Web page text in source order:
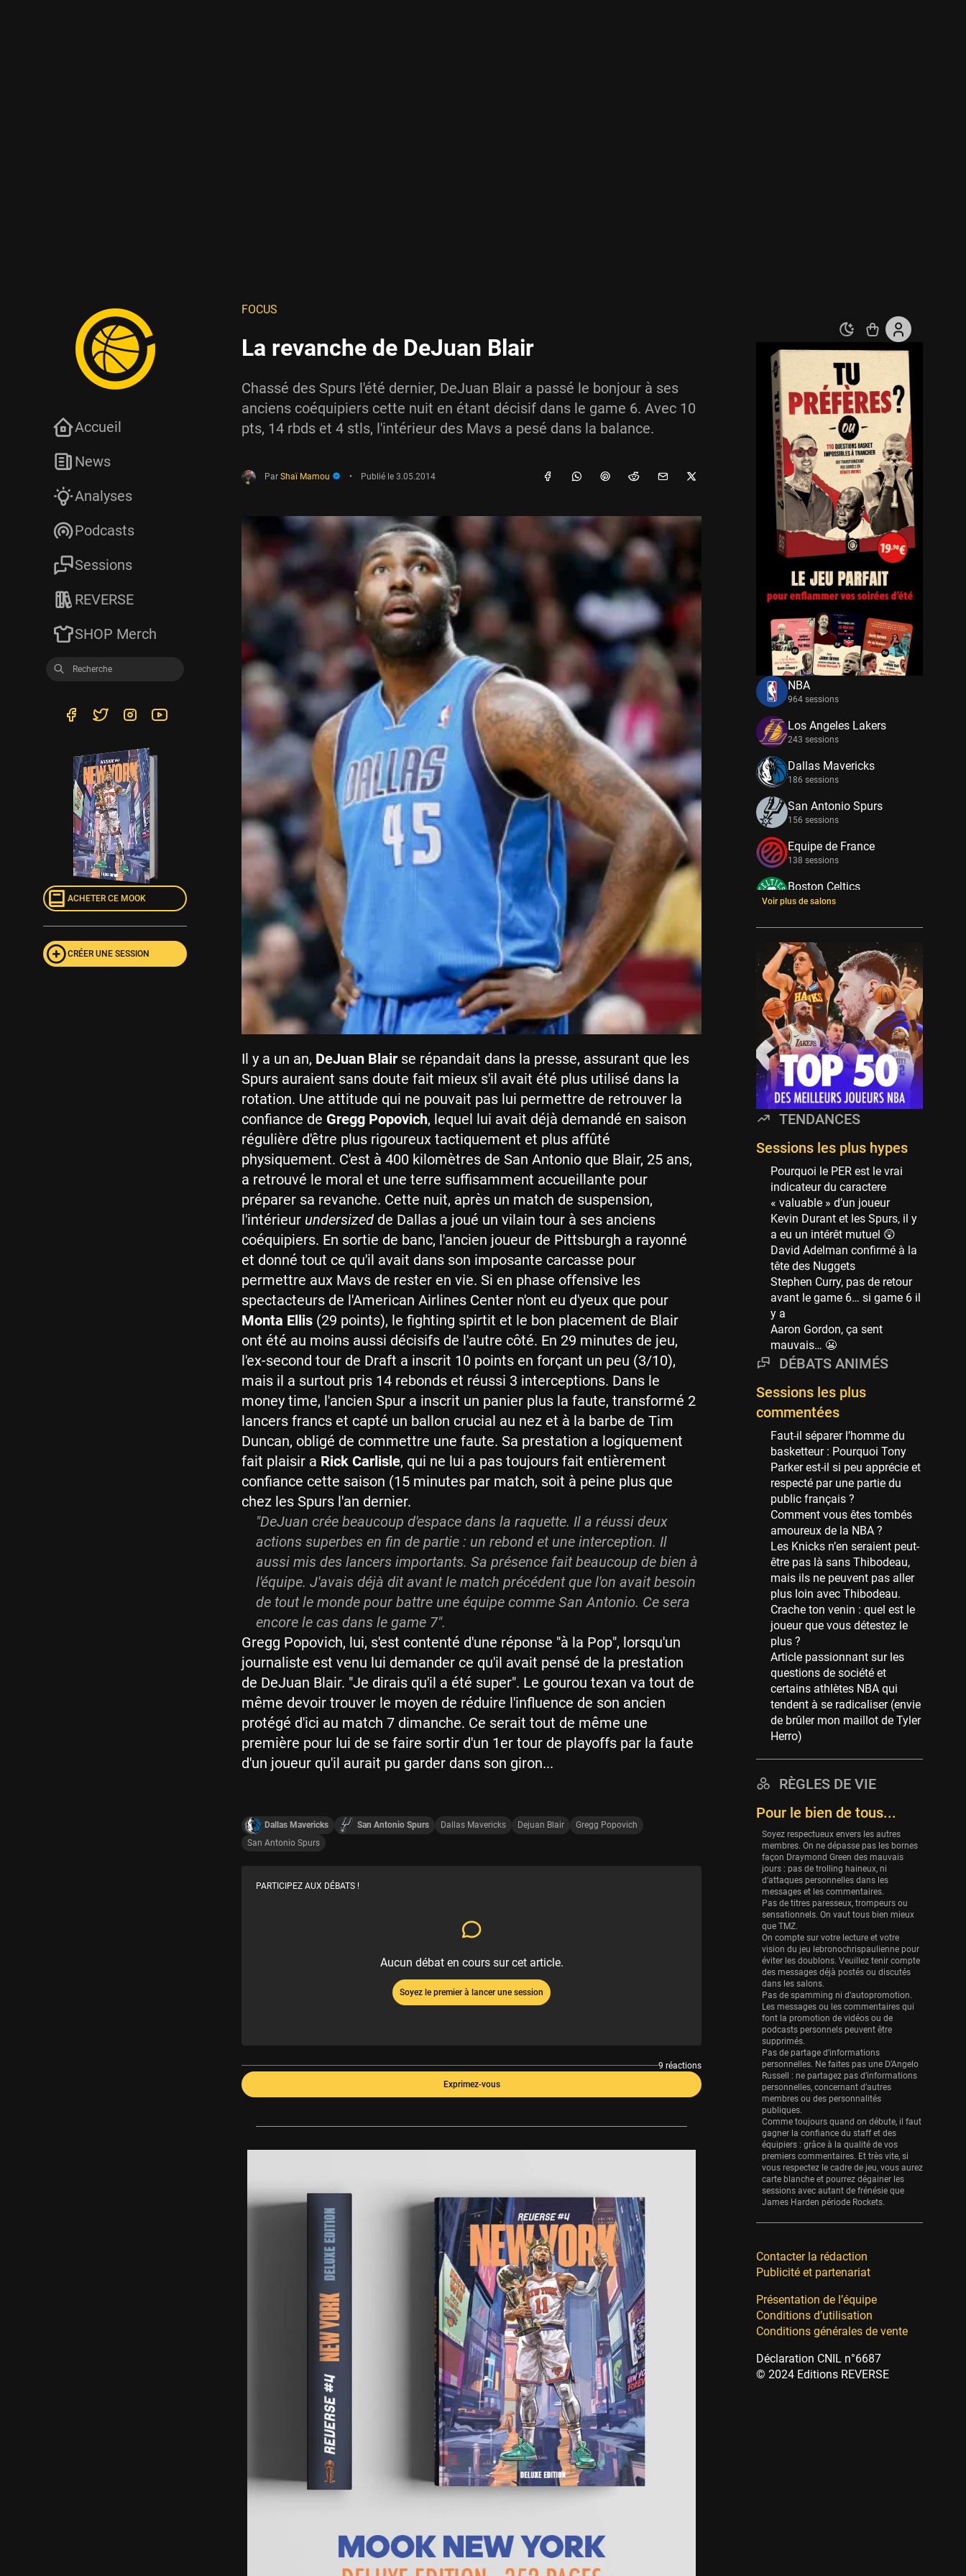
FOCUS
La revanche de DeJuan Blair
Chassé des Spurs l'été dernier, DeJuan Blair a passé le bonjour à ses
anciens coéquipiers cette nuit en étant décisif dans le game 6. Avec 10
pts, 14 rbds et 4 stls, l'intérieur des Mavs a pesé dans la balance.
Par Shaï Mamou • Publié le 3.05.2014
Il y a un an, DeJuan Blair se répandait dans la presse, assurant que les
Spurs auraient sans doute fait mieux s'il avait été plus utilisé dans la
rotation. Une attitude qui ne pouvait pas lui permettre de retrouver la
confiance de Gregg Popovich, lequel lui avait déjà demandé en saison
régulière d'être plus rigoureux tactiquement et plus affûté
physiquement. C'est à 400 kilomètres de San Antonio que Blair, 25 ans,
a retrouvé le moral et une terre suffisamment accueillante pour
préparer sa revanche. Cette nuit, après un match de suspension,
l'intérieur undersized de Dallas a joué un vilain tour à ses anciens
coéquipiers. En sortie de banc, l'ancien joueur de Pittsburgh a rayonné
et donné tout ce qu'il avait dans son imposante carcasse pour
permettre aux Mavs de rester en vie. Si en phase offensive les
spectacteurs de l'American Airlines Center n'ont eu d'yeux que pour
Monta Ellis (29 points), le fighting spirtit et le bon placement de Blair
ont été au moins aussi décisifs de l'autre côté. En 29 minutes de jeu,
l'ex-second tour de Draft a inscrit 10 points en forçant un peu (3/10),
mais il a surtout pris 14 rebonds et réussi 3 interceptions. Dans le
money time, l'ancien Spur a inscrit un panier plus la faute, transformé 2
lancers francs et capté un ballon crucial au nez et à la barbe de Tim
Duncan, obligé de commettre une faute. Sa prestation a logiquement
fait plaisir a Rick Carlisle, qui ne lui a pas toujours fait entièrement
confiance cette saison (15 minutes par match, soit à peine plus que
chez les Spurs l'an dernier.
"DeJuan crée beaucoup d'espace dans la raquette. Il a réussi deux
actions superbes en fin de partie : un rebond et une interception. Il
aussi mis des lancers importants. Sa présence fait beaucoup de bien à
l'équipe. J'avais déjà dit avant le match précédent que l'on avait besoin
de tout le monde pour battre une équipe comme San Antonio. Ce sera
encore le cas dans le game 7".
Gregg Popovich, lui, s'est contenté d'une réponse "à la Pop", lorsqu'un
journaliste est venu lui demander ce qu'il avait pensé de la prestation
de DeJuan Blair. "Je dirais qu'il a été super". Le gourou texan va tout de
même devoir trouver le moyen de réduire l'influence de son ancien
protégé d'ici au match 7 dimanche. Ce serait tout de même une
première pour lui de se faire sortir d'un 1er tour de playoffs par la faute
d'un joueur qu'il aurait pu garder dans son giron...
Dallas Mavericks San Antonio Spurs Dallas Mavericks Dejuan Blair
Gregg Popovich
San Antonio Spurs
PARTICIPEZ AUX DÉBATS !
Aucun débat en cours sur cet article.
Soyez le premier à lancer une session
9 réactions
Exprimez-vous
Accueil
News
Analyses
Podcasts
Sessions
REVERSE
SHOP Merch
ACHETER CE MOOK
CRÉER UNE SESSION
NBA
964 sessions
Los Angeles Lakers
243 sessions
Dallas Mavericks
186 sessions
San Antonio Spurs
156 sessions
Equipe de France
138 sessions
Boston Celtics
133 sessions
New York Knicks
114 sessions
Minnesota Timberwolves
114 sessions
Golden State Warriors
113 sessions
Denver Nuggets
106 sessions
WNBA
97 sessions
Philadelphia Sixers
89 sessions
Milwaukee Bucks
82 sessions
Hoop Culture
73 sessions
Oklahoma City Thunder
69 sessions
Phoenix Suns
69 sessions
Miami Heat
63 sessions
Los Angeles Clippers
61 sessions
Indiana Pacers
New Orleans Pelicans
53 sessions
Jeux Olympiques
52 sessions
Atlanta Hawks
45 sessions
Chicago Bulls
41 sessions
Memphis Grizzlies
39 sessions
Cleveland Cavaliers
38 sessions
Orlando Magic
36 sessions
Euroleague
34 sessions
32 sessions
Houston Rockets
Washington Wizards
29 sessions
Portland Trail Blazers
27 sessions
Eurobasket
25 sessions
Detroit Pistons
25 sessions
Brooklyn Nets
24 sessions
Sacramento Kings
24 sessions
Utah Jazz
22 sessions
Toronto Raptors
18 sessions
REVERSE
11 sessions
Voir plus de salons
TENDANCES
Sessions les plus hypes
Pourquoi le PER est le vrai
indicateur du caractere
« valuable » d’un joueur
Kevin Durant et les Spurs, il y
a eu un intérêt mutuel 😲
David Adelman confirmé à la
tête des Nuggets
Stephen Curry, pas de retour
avant le game 6… si game 6 il
y a
Aaron Gordon, ça sent
mauvais… 😬
DÉBATS ANIMÉS
Sessions les plus
commentées
Faut-il séparer l’homme du
basketteur : Pourquoi Tony
Parker est-il si peu apprécie et
respecté par une partie du
public français ?
Comment vous êtes tombés
amoureux de la NBA ?
Les Knicks n’en seraient peut-
être pas là sans Thibodeau,
mais ils ne peuvent pas aller
plus loin avec Thibodeau.
Crache ton venin : quel est le
joueur que vous détestez le
plus ?
Article passionnant sur les
questions de société et
certains athlètes NBA qui
tendent à se radicaliser (envie
de brûler mon maillot de Tyler
Herro)
RÈGLES DE VIE
Pour le bien de tous...
Soyez respectueux envers les autres
membres. On ne dépasse pas les bornes
façon Draymond Green des mauvais
jours : pas de trolling haineux, ni
d’attaques personnelles dans les
messages et les commentaires.
Pas de titres paresseux, trompeurs ou
sensationnels. On vaut tous bien mieux
que TMZ.
On compte sur votre lecture et votre
vision du jeu lebronochrispaulienne pour
éviter les doublons. Veuillez tenir compte
des messages déjà postés ou discutés
dans les salons.
Pas de spamming ni d’autopromotion.
Les messages ou les commentaires qui
font la promotion de vidéos ou de
podcasts personnels peuvent être
supprimés.
Pas de partage d’informations
personnelles. Ne faites pas une D’Angelo
Russell : ne partagez pas d’informations
personnelles, concernant d’autres
membres ou des personnalités
publiques.
Comme toujours quand on débute, il faut
gagner la confiance du staff et des
équipiers : grâce à la qualité de vos
premiers commentaires. Et très vite, si
vous respectez le cadre de jeu, vous aurez
carte blanche et pourrez dégainer les
sessions avec autant de frénésie que
James Harden période Rockets.
Contacter la rédaction
Publicité et partenariat
Présentation de l’équipe
Conditions d’utilisation
Conditions générales de vente
Déclaration CNIL n°6687
© 2024 Editions REVERSE